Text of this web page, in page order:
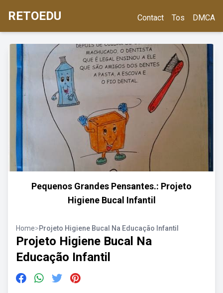
RETOEDU Contact Tos DMCA
Pequenos Grandes Pensantes.: Projeto
Higiene Bucal Infantil
Home>Projeto Higiene Bucal Na Educação Infantil
Projeto Higiene Bucal Na
Educação Infantil